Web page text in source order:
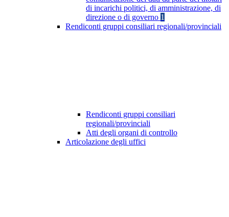
di incarichi politici, di amministrazione, di
direzione o di governo 1
Rendiconti gruppi consiliari regionali/provinciali
Rendiconti gruppi consiliari
regionali/provinciali
Atti degli organi di controllo
Articolazione degli uffici